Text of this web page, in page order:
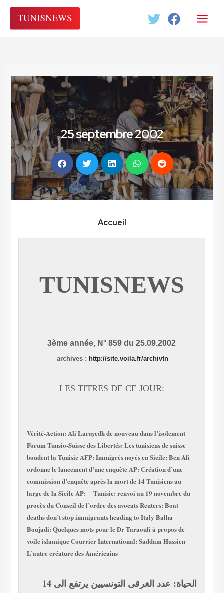
Aller
contenu
25 septembre 2002
Accueil
TUNISNEWS
3ème année, N° 859 du 25.09.2002
archives : http://site.voila.fr/archivtn
LES TITRES DE CE JOUR:
Vérité-Action: Ali Larayedh de nouveau dans l’isolement
Forum Tunsio-Suisse des Libertés: Les tunisiens de suisse
boudent la TunisieAFP: Immigrés noyés en Sicile: Ben Ali
ordonne le lancement d’une enquêteAP: Création d’une
commission d’enquête après la mort de 14 Tunisiens au
large de la SicileAP: Tunisie: renvoi au 19 novembre du
procès du Conseil de l’ordre des avocatsReuters: Boat
deaths don’t stop immigrants heading to Italy Balha
Boujadi: Quelques mots pour le Dr Taraouli à propos de
voile islamiqueCourrier International: Saddam Hussien
L’autre créature des Américains
الحياة: عدد الغرقى التونسيين يرتفع الى 14